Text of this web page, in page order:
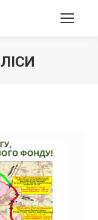
ЛІСИ